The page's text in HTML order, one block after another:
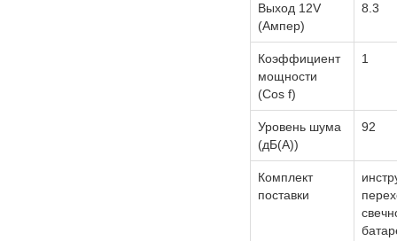
Выход 12V
(Ампер)
8.3
Коэффициент
мощности
(Cos f)
1
Уровень шума
(дБ(А))
92
Комплект
поставки